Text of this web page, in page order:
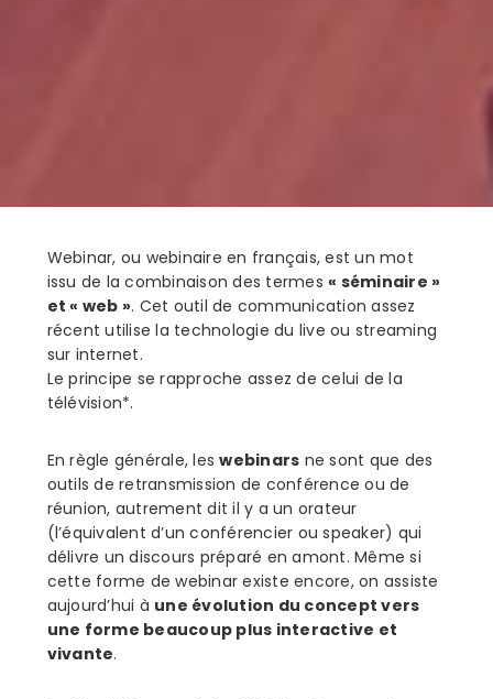
Webinar, ou webinaire en français, est un mot
issu de la combinaison des termes« séminaire »
et « web ». Cet outil de communication assez
récent utilise la technologie du live ou streaming
sur internet.
Le principe se rapproche assez de celui de la
télévision*.
En règle générale, leswebinars ne sont que des
outils de retransmission de conférence ou de
réunion, autrement dit il y a un orateur
(l’équivalent d’un conférencier ou speaker) qui
délivre un discours préparé en amont. Même si
cette forme de webinar existe encore, on assiste
aujourd’hui à une évolution du concept vers
une forme beaucoup plus interactive et
vivante.